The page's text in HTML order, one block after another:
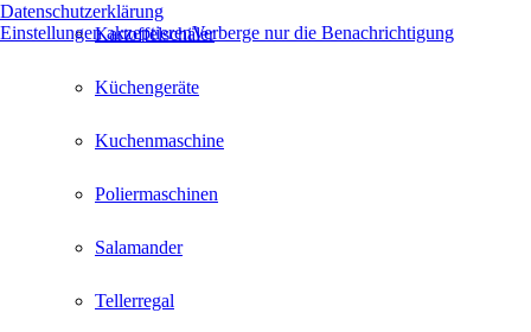
Kartoffelschäler
Küchengeräte
Kuchenmaschine
Poliermaschinen
Salamander
Tellerregal
Datenschutzerklärung
Einstellungen akzeptierenVerberge nur die Benachrichtigung